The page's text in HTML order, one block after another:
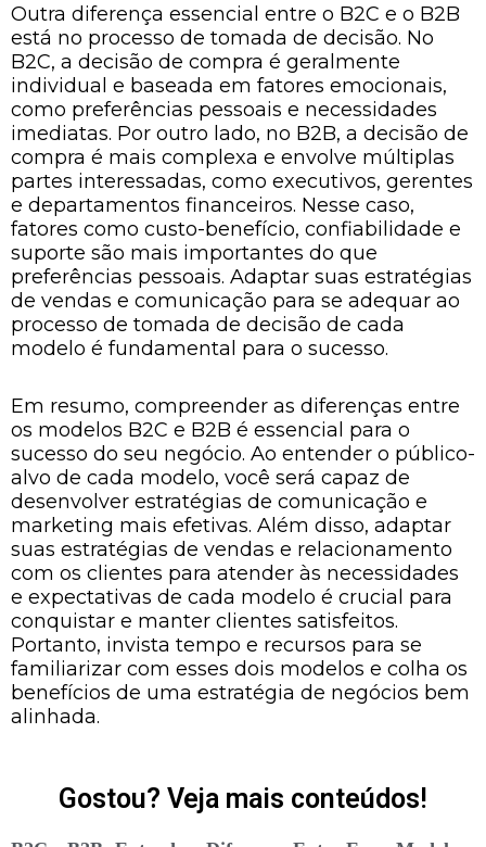
Outra diferença essencial entre o B2C e o B2B
está no processo de tomada de decisão. No
B2C, a decisão de compra é geralmente
individual e baseada em fatores emocionais,
como preferências pessoais e necessidades
imediatas. Por outro lado, no B2B, a decisão de
compra é mais complexa e envolve múltiplas
partes interessadas, como executivos, gerentes
e departamentos financeiros. Nesse caso,
fatores como custo-benefício, confiabilidade e
suporte são mais importantes do que
preferências pessoais. Adaptar suas estratégias
de vendas e comunicação para se adequar ao
processo de tomada de decisão de cada
modelo é fundamental para o sucesso.
Em resumo, compreender as diferenças entre
os modelos B2C e B2B é essencial para o
sucesso do seu negócio. Ao entender o público-
alvo de cada modelo, você será capaz de
desenvolver estratégias de comunicação e
marketing mais efetivas. Além disso, adaptar
suas estratégias de vendas e relacionamento
com os clientes para atender às necessidades
e expectativas de cada modelo é crucial para
conquistar e manter clientes satisfeitos.
Portanto, invista tempo e recursos para se
familiarizar com esses dois modelos e colha os
benefícios de uma estratégia de negócios bem
alinhada.
Gostou? Veja mais conteúdos!